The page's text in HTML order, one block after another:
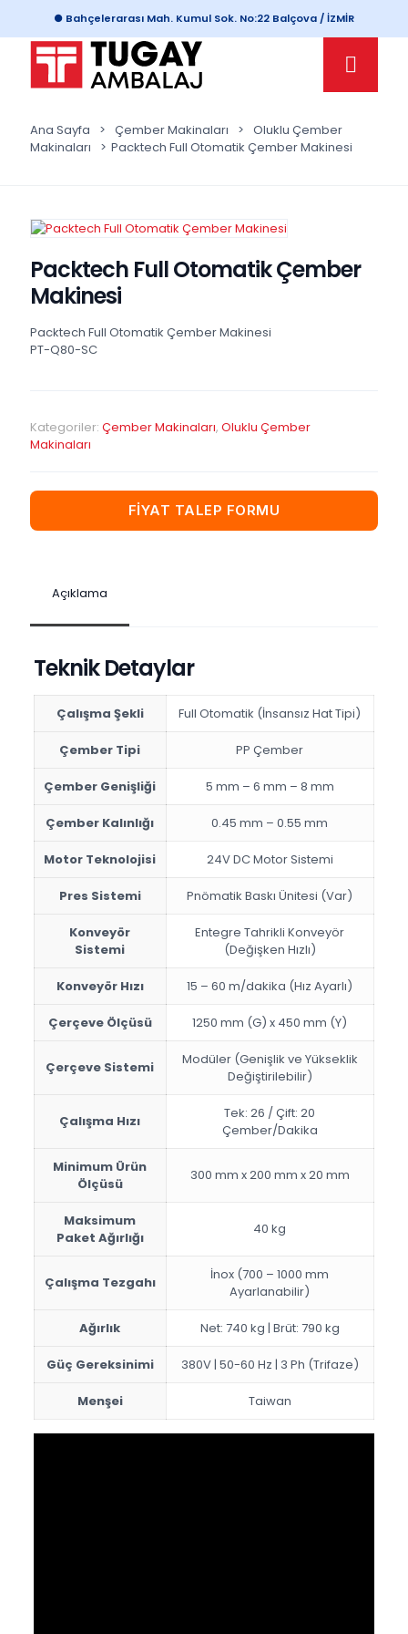
● Bahçelerarası Mah. Kumul Sok. No:22 Balçova / İZMİR
Ana Sayfa > Çember Makinaları > Oluklu Çember
Makinaları
> Packtech Full Otomatik Çember Makinesi
Packtech Full Otomatik Çember
Makinesi
Packtech Full Otomatik Çember Makinesi
PT-Q80-SC
Kategoriler: Çember Makinaları, Oluklu Çember
Makinaları
FİYAT TALEP FORMU
Açıklama
Teknik Detaylar
Çalışma Şekli Full Otomatik (İnsansız Hat Tipi)
Çember Tipi PP Çember
Çember Genişliği 5 mm – 6 mm – 8 mm
Çember Kalınlığı 0.45 mm – 0.55 mm
Motor Teknolojisi 24V DC Motor Sistemi
Pres Sistemi Pnömatik Baskı Ünitesi (Var)
Konveyör
Sistemi
Entegre Tahrikli Konveyör
(Değişken Hızlı)
Konveyör Hızı 15 – 60 m/dakika (Hız Ayarlı)
Çerçeve Ölçüsü 1250 mm (G) x 450 mm (Y)
Çerçeve Sistemi
Modüler (Genişlik ve Yükseklik
Değiştirilebilir)
Çalışma Hızı
Tek: 26 / Çift: 20
Çember/Dakika
Minimum Ürün
Ölçüsü
300 mm x 200 mm x 20 mm
Maksimum
Paket Ağırlığı
40 kg
Çalışma Tezgahı
İnox (700 – 1000 mm
Ayarlanabilir)
Ağırlık Net: 740 kg | Brüt: 790 kg
Güç Gereksinimi 380V | 50-60 Hz | 3 Ph (Trifaze)
Menşei Taiwan